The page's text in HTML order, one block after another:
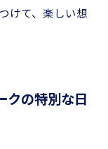
けて、楽しい想
クの特別な日